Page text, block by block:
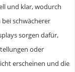
und klar, wodurch
schwächerer
sorgen dafür,
oder
erscheinen und die